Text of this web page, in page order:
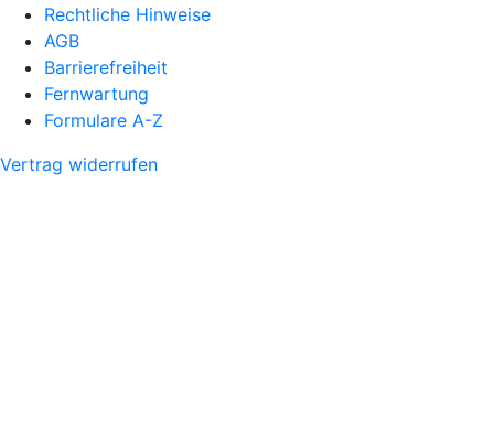
Rechtliche Hinweise
AGB
Barrierefreiheit
Fernwartung
Formulare A-Z
Vertrag widerrufen